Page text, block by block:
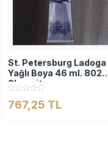
St. Petersburg Ladoga
Yağlı Boya 46 ml. 802
Shungit
767,25 TL